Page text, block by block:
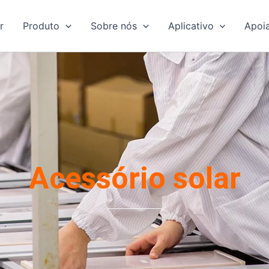
Produto Sobre nós Aplicativo
Acessório solar